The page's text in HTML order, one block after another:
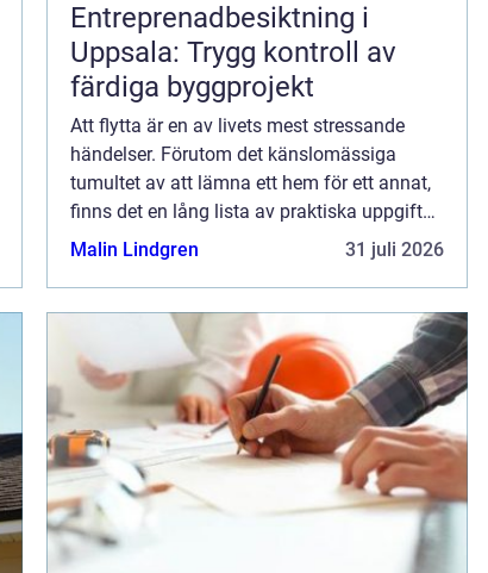
Entreprenadbesiktning i
Uppsala: Trygg kontroll av
färdiga byggprojekt
Att flytta är en av livets mest stressande
händelser. Förutom det känslomässiga
tumultet av att lämna ett hem för ett annat,
finns det en lång lista av praktiska uppgifter
som måste hanteras. En av de me...
Malin Lindgren 31 juli 2026